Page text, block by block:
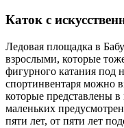
Каток с
Ледовая площадка в
взрослыми, которые
фигурного катания под
спортинвентаря можно
которые представлены
маленьких
пяти лет, от пяти лет